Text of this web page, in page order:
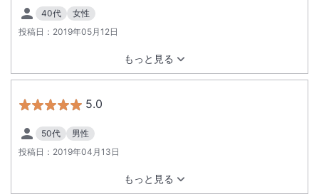
います。 もう一つ疑問に思ったことは、車の出し入れが、以前
よりも遅くなったと思います。人手不足でしょうか？でも、扱
いは丁寧なので問題はないと思います。全般的にいいホテルで
40代
女性
投稿日： 2019年05月12日
もっと見る
5.0
50代
男性
投稿日： 2019年04月13日
もっと見る